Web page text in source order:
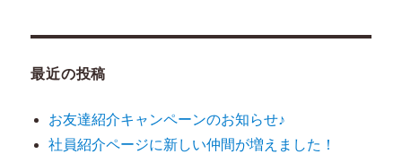
ン
最近の投稿
お友達紹介キャンペーンのお知らせ♪
社員紹介ページに新しい仲間が増えました！